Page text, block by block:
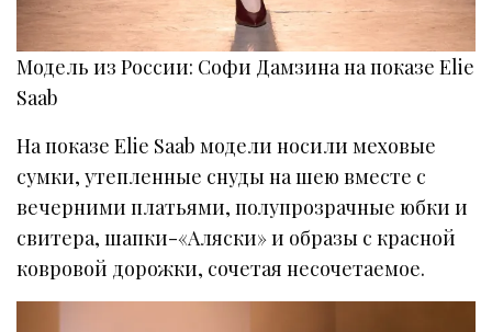
Модель из России: Софи Дамзина на показе Elie
Saab
На показе Elie Saab модели носили меховые
сумки, утепленные снуды на шею вместе с
вечерними платьями, полупрозрачные юбки и
свитера, шапки-«Аляски» и образы c красной
ковровой дорожки, сочетая несочетаемое.